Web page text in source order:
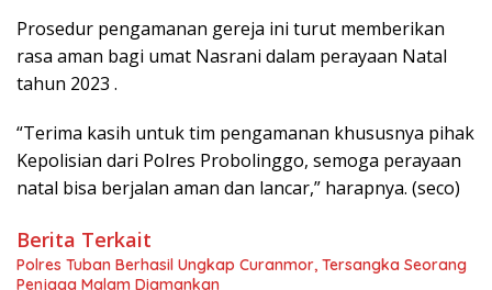
Prosedur pengamanan gereja ini turut memberikan
rasa aman bagi umat Nasrani dalam perayaan Natal
tahun 2023 .
“Terima kasih untuk tim pengamanan khususnya pihak
Kepolisian dari Polres Probolinggo, semoga perayaan
natal bisa berjalan aman dan lancar,” harapnya. (seco)
Berita Terkait
Polres Tuban Berhasil Ungkap Curanmor, Tersangka Seorang
Penjaga Malam Diamankan